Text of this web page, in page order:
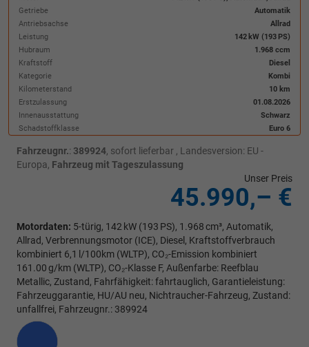
Getriebe
Automatik
Antriebsachse
Allrad
Leistung
142 kW (193 PS)
Hubraum
1.968 ccm
Kraftstoff
Diesel
Kategorie
Kombi
Kilometerstand
10 km
Erstzulassung
01.08.2026
Innenausstattung
Schwarz
Schadstoffklasse
Euro 6
Fahrzeugnr.: 389924, sofort lieferbar , Landesversion: EU -
Europa, Fahrzeug mit Tageszulassung
Unser Preis
45.990,– €
Motordaten: 5-türig, 142 kW (193 PS), 1.968 cm³, Automatik,
Allrad, Verbrennungsmotor (ICE), Diesel, Kraftstoffverbrauch
kombiniert 6,1 l/100km (WLTP), CO₂-Emission kombiniert
161.00 g/km (WLTP), CO₂-Klasse F, Außenfarbe: Reefblau
Metallic, Zustand, Fahrfähigkeit: fahrtauglich, Garantieleistung:
Fahrzeuggarantie, HU/AU neu, Nichtraucher-Fahrzeug, Zustand:
unfallfrei, Fahrzeugnr.: 389924